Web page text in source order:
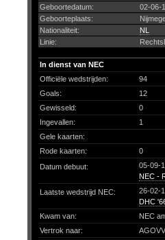
Geboortedatum:
02-06-
Geboorteplaats:
Nationaliteit:
NL
Linie:
In dienst van NEC
Officiële wedstrijden:
94
Goals:
12
Gewisseld:
0
Ingevallen:
1
Gele kaarten:
Rode kaarten:
0
Datum debuut:
05-09-
NEC -
Laatste wedstrijd NEC:
26-02-
DHC
Kwam van:
NEC
Vertrok naar:
AGOVV